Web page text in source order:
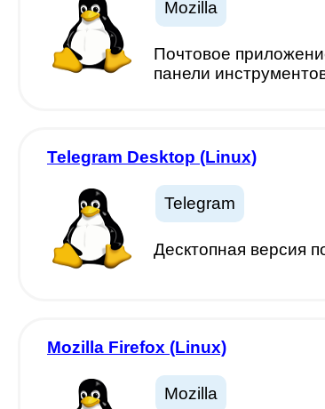
Mozilla
Почтовое
панели
Telegram Desktop (Linux)
Telegram
Десктопная версия
Mozilla Firefox (Linux)
Mozilla